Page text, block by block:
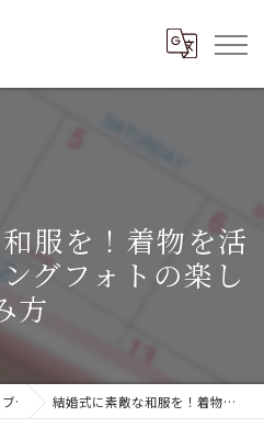
服を！着物を活
グフォトの楽し
方
ブログ 結婚式に素敵な和服を！着物を活かしたウェディングフォトの楽しみ方